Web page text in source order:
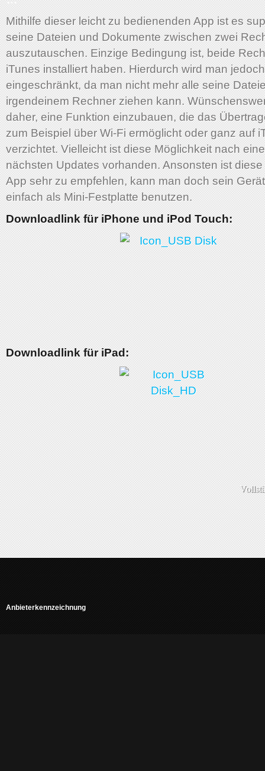
Mithilfe dieser leicht zu bedienenden App ist es
seine Dateien und Dokumente zwischen zwei
auszutauschen. Einzige Bedingung ist, beide
iTunes installiert haben. Hierdurch wird man
eingeschränkt, da man nicht mehr alle seine
irgendeinem Rechner ziehen kann.
daher, eine Funktion einzubauen, die das
zum Beispiel über Wi-Fi ermöglicht oder ganz auf
verzichtet. Vielleicht ist diese Möglichkeit nach
nächsten Updates vorhanden. Ansonsten ist
App sehr zu empfehlen, kann man doch sein
einfach als Mini-Festplatte benutzen.
Downloadlink für iPhone und iPod Touch:
Downloadlink für iPad:
Anbieterkennzeichnung